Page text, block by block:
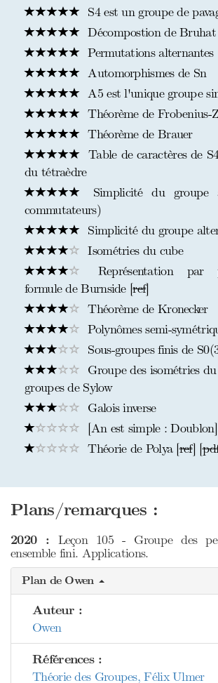
S4 est un groupe de
Décompostion de
Permutations alternantes
Automorphismes de Sn
A5 est l'unique groupe
Théorème de Frobenius-
Théorème de Brauer
Table de caractères de
du tétraèdre
Simplicité du groupe
commutateurs)
Simplicité du groupe
Isométries du cube
Représentation par
formule de Burnside [ref]
Théorème de Kronecker
Polynômes semi-
Sous-groupes finis de
Groupe des isométries
groupes de Sylow
Galois inverse
[An est simple :
Théorie de Polya [ref] [
Plans/remarques :
2020 : Leçon 105 - Groupe des
ensemble fini. Applications.
Plan de Owen
Auteur :
Owen
Références :
Théorie des Groupes, Félix Ulmer